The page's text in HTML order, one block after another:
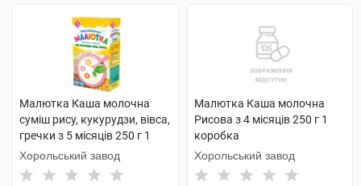
Малютка Каша молочна
суміш рису, кукурудзи, вівса,
гречки з 5 місяців 250 г 1
коробка
Хорольський завод
Малютка Каша молочна
Рисова з 4 місяців 250 г 1
коробка
Хорольський завод